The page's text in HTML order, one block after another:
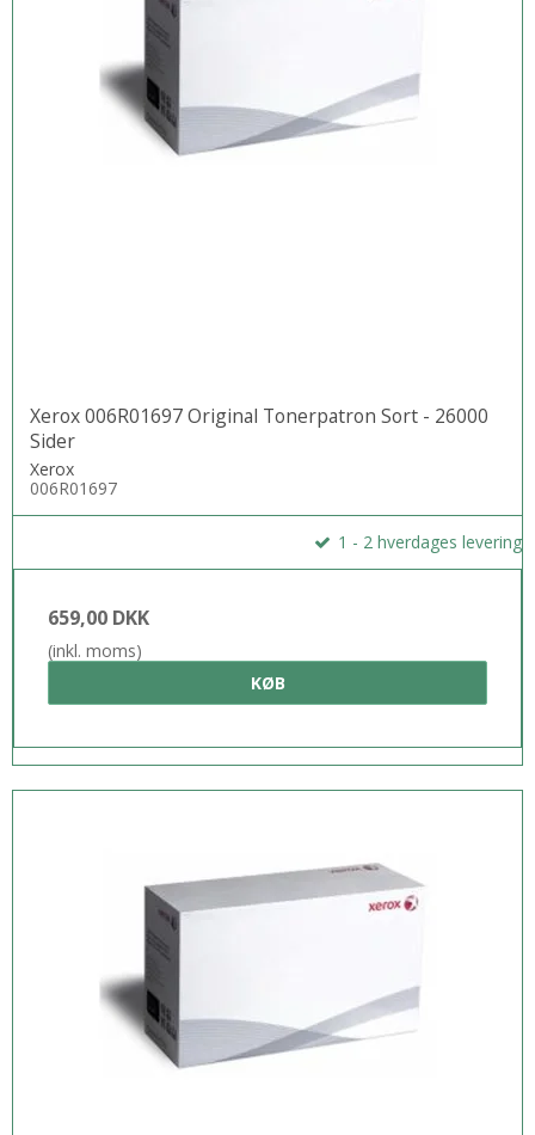
Xerox 006R01697 Original Tonerpatron Sort - 26000
Sider
Xerox
006R01697
1 - 2 hverdages levering
659,00 DKK
(inkl. moms)
KØB